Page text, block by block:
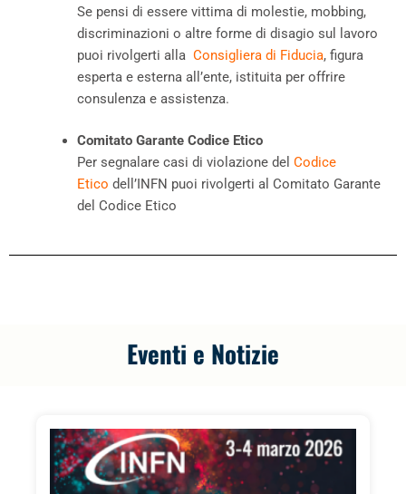
Se pensi di essere vittima di molestie, mobbing,
discriminazioni o altre forme di disagio sul lavoro
puoi rivolgerti alla Consigliera di Fiducia, figura
esperta e esterna all’ente, istituita per offrire
consulenza e assistenza.
Comitato Garante Codice Etico
Per segnalare casi di violazione del Codice
Etico dell’INFN puoi rivolgerti al Comitato Garante
del Codice Etico
Eventi e Notizie